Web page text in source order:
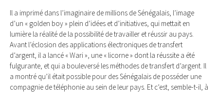
Il a imprimé dans l’imaginaire de millions de Sénégalais, l’image
d’un « golden boy » plein d’idées et d’initiatives, qui mettait en
lumière la réalité de la possibilité de travailler et réussir au pays.
Avant l’éclosion des applications électroniques de transfert
d’argent, il a lancé « Wari », une « licorne » dont la réussite a été
fulgurante, et qui a bouleversé les méthodes de transfert d’argent. Il
a montré qu’il était possible pour des Sénégalais de posséder une
compagnie de téléphonie au sein de leur pays. Et c’est, semble-t-il, à